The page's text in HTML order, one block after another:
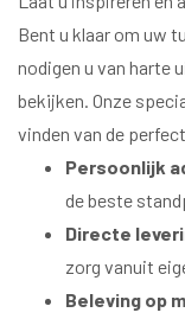
Bent u klaar om uw
nodigen u van harte
bekijken. Onze
vinden van de
Persoonlijk
de beste
Directe
zorg vanuit
Beleving op